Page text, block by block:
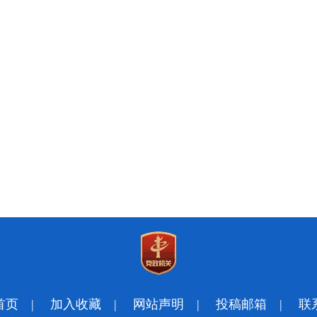
页 | 加入收藏 | 网站声明 | 投稿邮箱 | 联